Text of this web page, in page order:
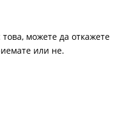
можете да откажете
или не.